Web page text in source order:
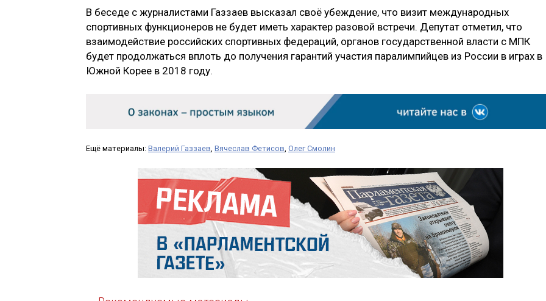
В беседе с журналистами Газзаев высказал своё убеждение, что визит международных
спортивных функционеров не будет иметь характер разовой встречи. Депутат отметил, что
взаимодействие российских спортивных федераций, органов государственной власти с МПК
будет продолжаться вплоть до получения гарантий участия паралимпийцев из России в играх в
Южной Корее в 2018 году.
Ещё материалы: Валерий Газзаев, Вячеслав Фетисов, Олег Смолин